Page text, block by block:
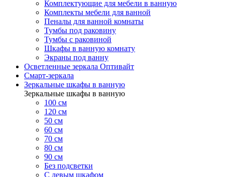
Комплектующие для мебели в ванную
Комплекты мебели для ванной
Пеналы для ванной комнаты
Тумбы под раковину
Тумбы с раковиной
Шкафы в ванную комнату
Экраны под ванну
Осветленные зеркала Оптивайт
Смарт-зеркала
Зеркальные шкафы в ванную
Зеркальные шкафы в ванную
100 см
120 см
50 см
60 см
70 см
80 см
90 см
Без подсветки
С левым шкафом